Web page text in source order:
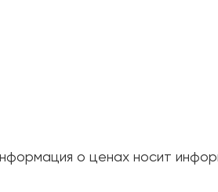
о ценах носит